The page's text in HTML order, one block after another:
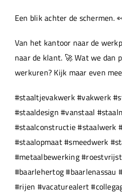
Werken bij
Een blik achter de schermen.
Van het kantoor naar de
naar de klant. 🚀 Wat we dan
werkuren? Kijk maar even
#staaltjevakwerk #vakwerk
#staaldesign #vanstaal
#staalconstructie #staalwerk
#staalopmaat #smeedwerk
#metaalbewerking
#baarlehertog #baarlenassau
#rijen #vacaturealert